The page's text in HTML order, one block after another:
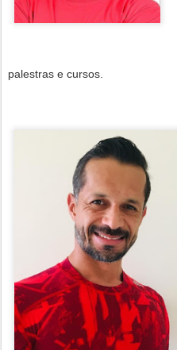
palestras e cursos.